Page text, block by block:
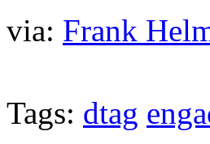
via: Frank
Tags: dtag